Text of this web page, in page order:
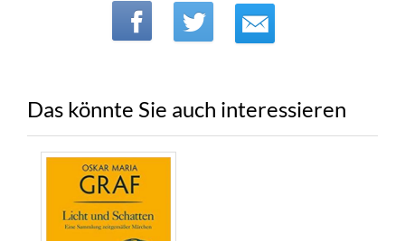
Das könnte Sie auch interessieren